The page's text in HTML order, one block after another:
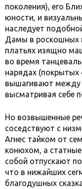
поколения), его
юности, и
наследует
Дамы в роскошных
платьях изящно
во время
нарядах (покрытых
вышагивают между
высматривая себе
Но возвышенные
соседствуют с
Агнес тайком от
конюхом, а
собой отпускают
что в нижайших
благодушных